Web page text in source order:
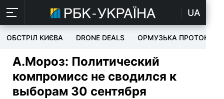
UA
ОБСТРІЛ КИЄВА DRONE DEALS ОРМУЗЬКА ПРОТОКА
А.Мороз: Политический
компромисс не сводился к
выборам 30 сентября